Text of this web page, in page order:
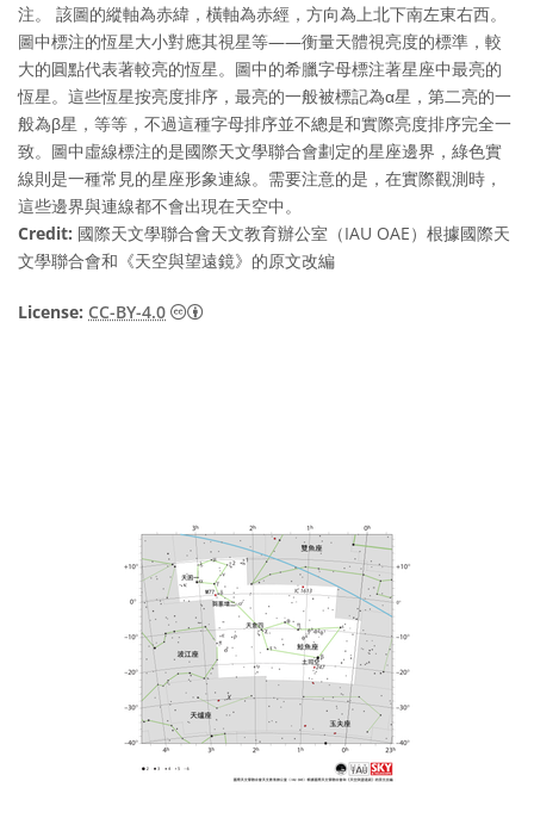
注。 該圖的縱軸為赤緯，橫軸為赤經，方向為上北下南左東右西。
圖中標注的恆星大小對應其視星等——衡量天體視亮度的標準，較
大的圓點代表著較亮的恆星。圖中的希臘字母標注著星座中最亮的
恆星。這些恆星按亮度排序，最亮的一般被標記為α星，第二亮的一
般為β星，等等，不過這種字母排序並不總是和實際亮度排序完全一
致。圖中虛線標注的是國際天文學聯合會劃定的星座邊界，綠色實
線則是一種常見的星座形象連線。需要注意的是，在實際觀測時，
這些邊界與連線都不會出現在天空中。
Credit: 國際天文學聯合會天文教育辦公室（IAU OAE）根據國際天
文學聯合會和《天空與望遠鏡》的原文改編
License: CC-BY-4.0 Creative Commons 姓名標示 4.0 國際 (CC